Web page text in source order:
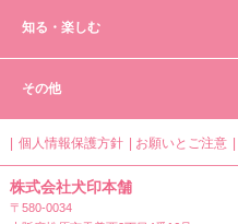
知る・楽しむ
その他
個人情報保護方針 お願いとご注意
株式会社犬印本舗
〒580-0034